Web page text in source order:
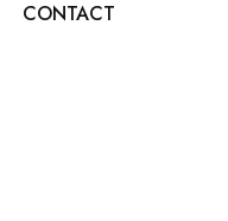
CONTACT